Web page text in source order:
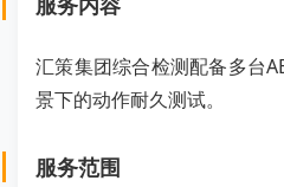
汇策集团综合检测配备多台
景下的动作耐久测试。
服务范围